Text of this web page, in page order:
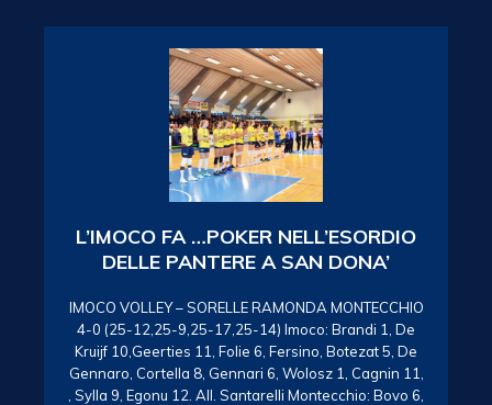
L’IMOCO FA …POKER NELL’ESORDIO
DELLE PANTERE A SAN DONA’
IMOCO VOLLEY – SORELLE RAMONDA MONTECCHIO
4-0 (25-12,25-9,25-17,25-14) Imoco: Brandi 1, De
Kruijf 10,Geerties 11, Folie 6, Fersino, Botezat 5, De
Gennaro, Cortella 8, Gennari 6, Wolosz 1, Cagnin 11,
, Sylla 9, Egonu 12. All. Santarelli Montecchio: Bovo 6,